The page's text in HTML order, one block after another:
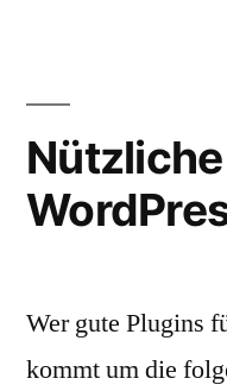
Wer gute Plugins
kommt um die